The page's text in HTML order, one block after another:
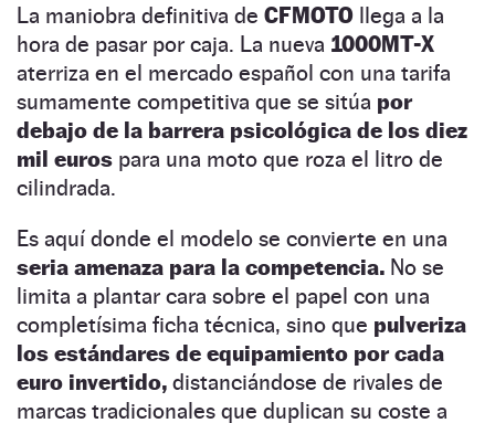
La maniobra definitiva de CFMOTO llega a la
hora de pasar por caja. La nueva 1000MT-X
aterriza en el mercado español con una tarifa
sumamente competitiva que se sitúa por
debajo de la barrera psicológica de los diez
mil euros para una moto que roza el litro de
cilindrada.
Es aquí donde el modelo se convierte en una
seria amenaza para la competencia. No se
limita a plantar cara sobre el papel con una
completísima ficha técnica, sino que pulveriza
los estándares de equipamiento por cada
euro invertido, distanciándose de rivales de
marcas tradicionales que duplican su coste a